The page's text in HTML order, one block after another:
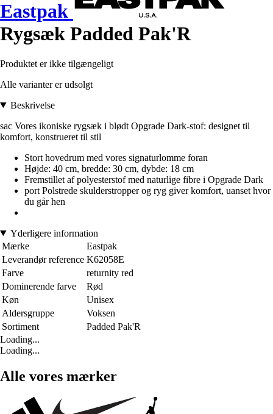
Eastpak
Rygsæk Padded Pak'R
Produktet er ikke tilgængeligt
Alle varianter er udsolgt
Beskrivelse
sac Vores ikoniske rygsæk i blødt Opgrade Dark-stof: designet til
komfort, konstrueret til stil
Stort hovedrum med vores signaturlomme foran
Højde: 40 cm, bredde: 30 cm, dybde: 18 cm
Fremstillet af polyesterstof med naturlige fibre i Opgrade Dark
port Polstrede skulderstropper og ryg giver komfort, uanset hvor
du går hen
Yderligere information
Mærke
Eastpak
Leverandør reference K62058E
Farve
returnity red
Dominerende farve
Rød
Køn
Unisex
Aldersgruppe
Voksen
Sortiment
Padded Pak'R
Loading...
Loading...
Alle vores mærker